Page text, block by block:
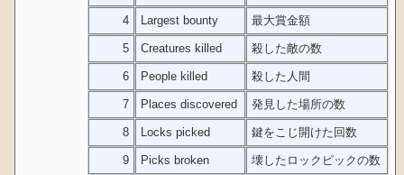
4 Largest bounty 最大賞金額
5 Creatures killed 殺した敵の数
6 People killed 殺した人間
7 Places discovered 発見した場所の数
8 Locks picked 鍵をこじ開けた回数
9 Picks broken 壊したロックピックの数